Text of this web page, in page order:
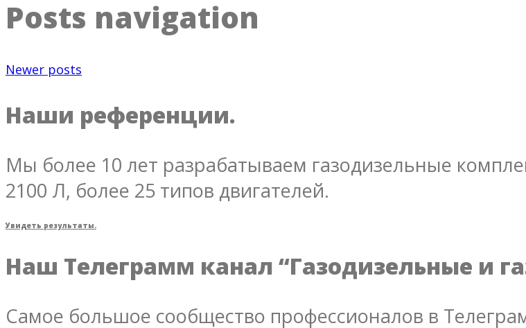
Posts navigation
Newer posts
Наши референции.
Мы более 10 лет разрабатываем газодизельные
2100 Л, более 25 типов двигателей.
Увидеть результаты.
Наш Телеграмм канал “Газодизельные и
Самое большое сообщество профессионалов в